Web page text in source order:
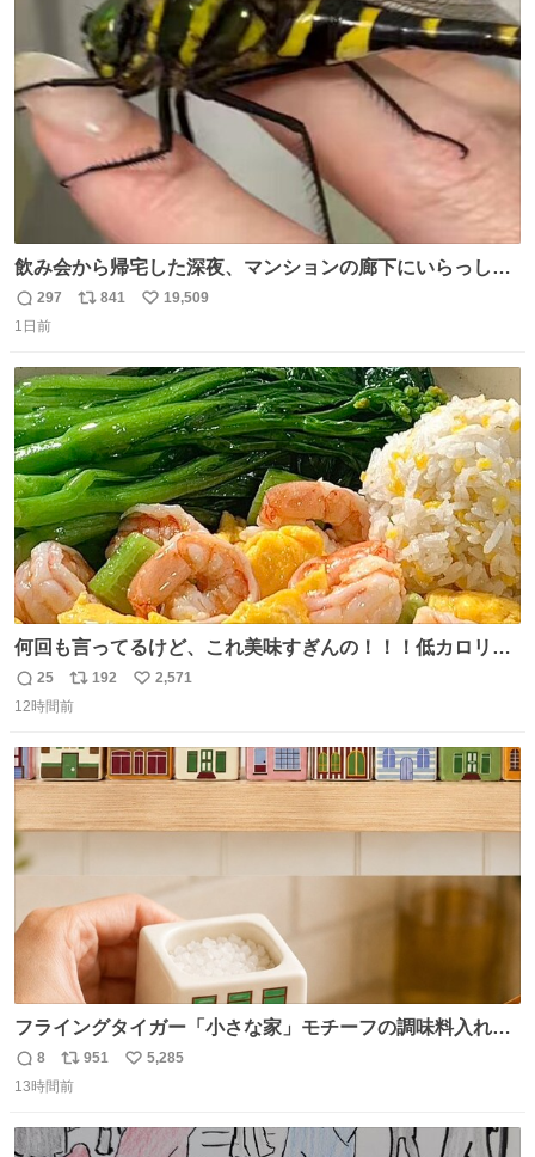
数
飲み会から帰宅した深夜、マンションの廊下にいらっしゃ
ったオニヤンマ様 まさかこんな都会でお会いできるなんて
思っておらず大興奮しております かっこよすぎる 指を差し
たが、飛ばないということは弱っていらっしゃるのでしょ
うか…素敵すぎる
返
信
297
リ
ト
数
841
い
数
19,509
1日前
何回も言ってるけど、これ美味すぎんの！！！低カロリー
で満足感エグいから一生食べてる😭
返
信
25
リ
ポ
ト
数
192
い
数
2,571
12時間前
フライングタイガー「小さな家」モチーフの調味料入れ、
並べれば“デンマークの街並み”に ピンク・グリーン・テラ
コッタの全9種 - fashion-press.net/news/149552
返
信
8
リ
ポ
ト
951
い
数
5,285
13時間前